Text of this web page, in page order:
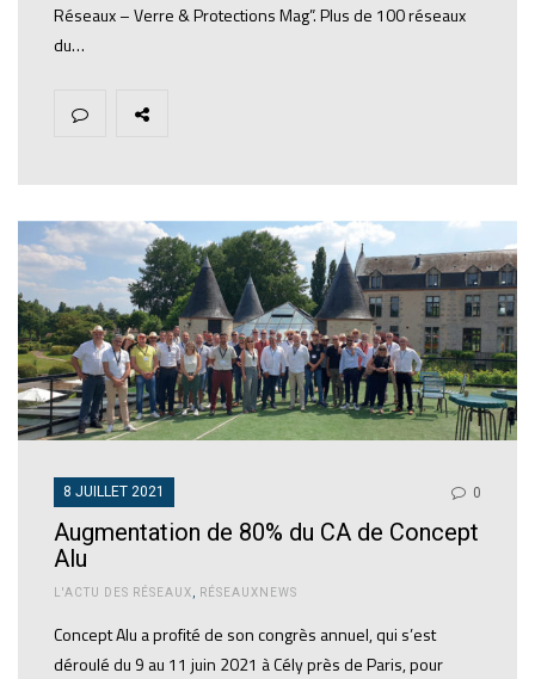
Réseaux – Verre & Protections Mag”. Plus de 100 réseaux
du…
8 JUILLET 2021 0
Augmentation de 80% du CA de Concept
Alu
L'ACTU DES RÉSEAUX RÉSEAUXNEWS
Concept Alu a profité de son congrès annuel, qui s’est
déroulé du 9 au 11 juin 2021 à Cély près de Paris, pour